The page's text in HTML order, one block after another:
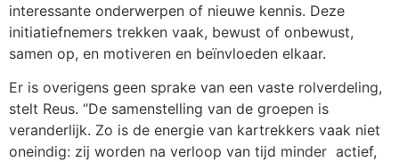
interessante onderwerpen of nieuwe kennis. Deze
initiatiefnemers trekken vaak, bewust of onbewust,
samen op, en motiveren en beïnvloeden elkaar.
Er is overigens geen sprake van een vaste rolverdeling,
stelt Reus. “De samenstelling van de groepen is
veranderlijk. Zo is de energie van kartrekkers vaak niet
oneindig: zij worden na verloop van tijd minder actief,